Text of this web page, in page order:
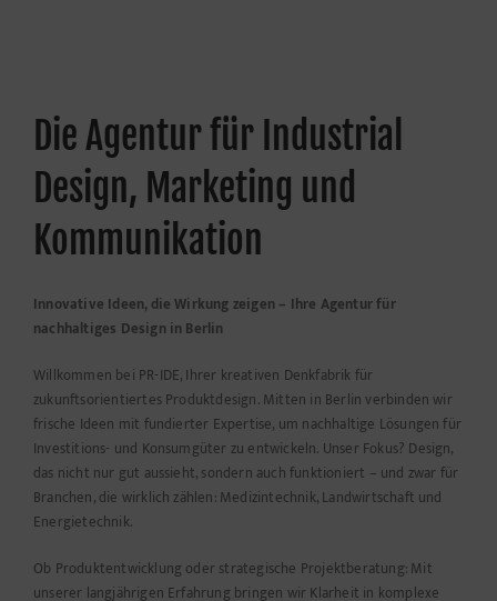
Die Agentur für Industrial
Design, Marketing und
Kommunikation
Innovative Ideen, die Wirkung zeigen – Ihre Agentur für
nachhaltiges Design in Berlin
Willkommen bei PR-IDE, Ihrer kreativen Denkfabrik für
zukunftsorientiertes Produktdesign. Mitten in Berlin verbinden wir
frische Ideen mit fundierter Expertise, um nachhaltige Lösungen für
Investitions- und Konsumgüter zu entwickeln. Unser Fokus? Design,
das nicht nur gut aussieht, sondern auch funktioniert – und zwar für
Branchen, die wirklich zählen: Medizintechnik, Landwirtschaft und
Energietechnik.
Ob Produktentwicklung oder strategische Projektberatung: Mit
unserer langjährigen Erfahrung bringen wir Klarheit in komplexe